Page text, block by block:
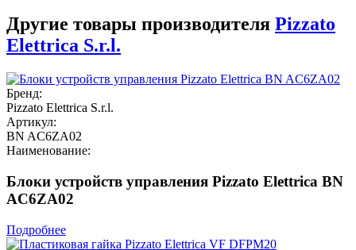
Другие товары производителя Pizzato
Elettrica S.r.l.
Бренд:
Pizzato Elettrica S.r.l.
Артикул:
BN AC6ZA02
Наименование:
Блоки устройств управления Pizzato Elettrica BN
AC6ZA02
Подробнее